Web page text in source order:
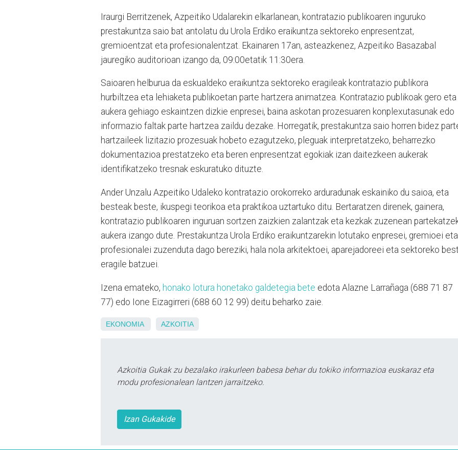
Iraurgi Berritzenek, Azpeitiko Udalarekin elkarlanean, kontratazio publikoaren inguruko
prestakuntza saio bat antolatu du Urola Erdiko eraikuntza sektoreko enpresentzat,
gremioentzat eta profesionalentzat. Ekainaren 17an, asteazkenez, Azpeitiko Basazabal
jauregiko auditorioan izango da, 09:00etatik 11:30era.
Saioaren helburua da eskualdeko eraikuntza sektoreko eragileak kontratazio publikora
hurbiltzea eta lehiaketa publikoetan parte hartzera animatzea. Kontratazio publikoak gero eta
aukera gehiago eskaintzen dizkie enpresei, baina askotan prozesuaren konplexutasunak edo
informazio faltak parte hartzea zaildu dezake. Horregatik, prestakuntza saio horren bidez
hartzaileek lizitazio prozesuak hobeto ezagutzeko, pleguak interpretatzeko, beharrezko
dokumentazioa prestatzeko eta beren enpresentzat egokiak izan daitezkeen aukerak
identifikatzeko tresnak eskuratuko dituzte.
Ander Unzalu Azpeitiko Udaleko kontratazio orokorreko arduradunak eskainiko du saioa, eta
besteak beste, ikuspegi teorikoa eta praktikoa uztartuko ditu. Bertaratzen direnek, gainera,
kontratazio publikoaren inguruan sortzen zaizkien zalantzak eta kezkak zuzenean
aukera izango dute. Prestakuntza Urola Erdiko eraikuntzarekin lotutako enpresei, gremioei eta
profesionalei zuzenduta dago bereziki, hala nola arkitektoei, aparejadoreei eta sektoreko
eragile batzuei.
Izena emateko, honako lotura honetako galdetegia bete edota Alazne Larrañaga (688 71 87
77) edo Ione Eizagirreri (688 60 12 99) deitu beharko zaie.
EKONOMIA AZKOITIA
Azkoitia Gukak zu bezalako irakurleen babesa behar du tokiko informazioa euskaraz eta
modu profesionalean lantzen jarraitzeko.
Izan Gukakide